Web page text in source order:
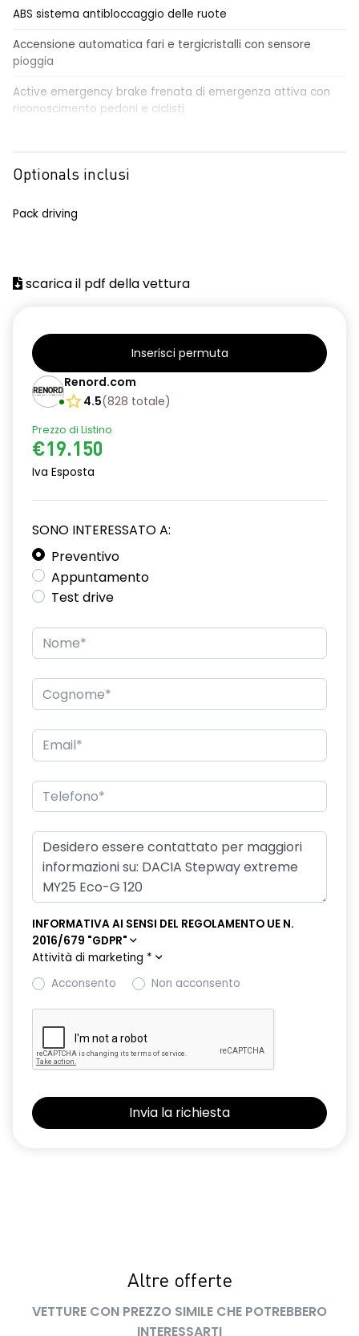
ABS sistema antibloccaggio delle ruote
Accensione automatica fari e tergicristalli con sensore
pioggia
Active emergency brake frenata di emergenza attiva con
riconoscimento pedoni e ciclisti
Airbag laterali a tendina anteriori e posteriori
Bracciolo anteriore con vano portaoggetti
Chiusura elettrica delle porte
Climatizzatore automatico
Cruise Control
Design cerchi in lega TAMIA neri con coprimozzo in rame
Distance warning avviso distanza di sicurezza
Driver display 7''
Eco Mode
Emergency call soggetto alla disponibilità di rete
compatibile 2G/3G o 4G/5G in base al veicolo
Firma luminosa pixelata con fari full LED
Freno di stazionamento elettrico
HARM04
Illuminazione del bagagliaio
Intelligent speed assistance ISA
Keyless Entry
Lane departure warning avviso superamento linea con Lane
Keep Assist
Luci diurne a LED con firma luminosa
Lunotto termico
Panchetta ribaltabile frazionabile 1/3-2/3
Retrovisori esterni non in tinta carrozzeria
Sedile conducente regolabile in altezza
Sensore angolo morto
Sistema di rilevamento stato di vigilanza del conducente
Volante regolabile in altezza e profondità
Optionals inclusi
Pack driving
scarica il pdf della vettura
Inserisci permuta
Renord.com
4.5(828 totale)
Prezzo di Listino
€19.150
Iva Esposta
SONO INTERESSATO A:
Preventivo
Appuntamento
Test drive
INFORMATIVA AI SENSI DEL REGOLAMENTO UE N.
2016/679 "GDPR"
Attività di marketing *
Acconsento
Non acconsento
Altre offerte
VETTURE CON PREZZO SIMILE CHE POTREBBERO
INTERESSARTI